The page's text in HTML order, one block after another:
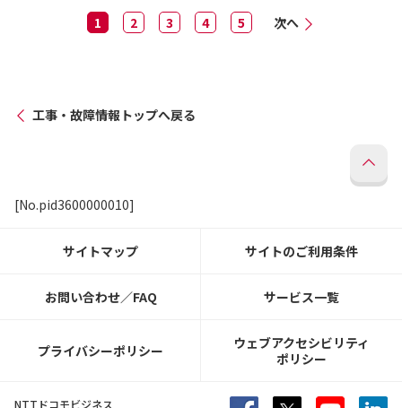
1 2 3 4 5 次へ
工事・故障情報トップへ戻る
[No.pid3600000010]
サイトマップ サイトのご利用条件
お問い合わせ／FAQ サービス一覧
プライバシーポリシー
ウェブアクセシビリティ
ポリシー
NTTドコモビジネス